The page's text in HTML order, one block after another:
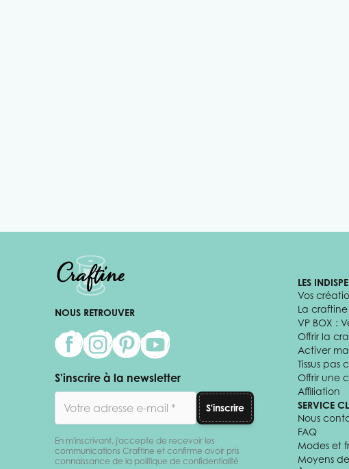
NOUS RETROUVER
S'inscrire à la newsletter
S'inscrire
En m'inscrivant, j'accepte de recevoir les
communications Craftine et confirme avoir pris
connaissance de la politique de confidentialité
LES
Vos
La craftine
VP BOX :
Offrir la
Activer
Tissus pas
Offrir une
Affiliation
SERVICE
Nous
FAQ
Modes et
Moyens